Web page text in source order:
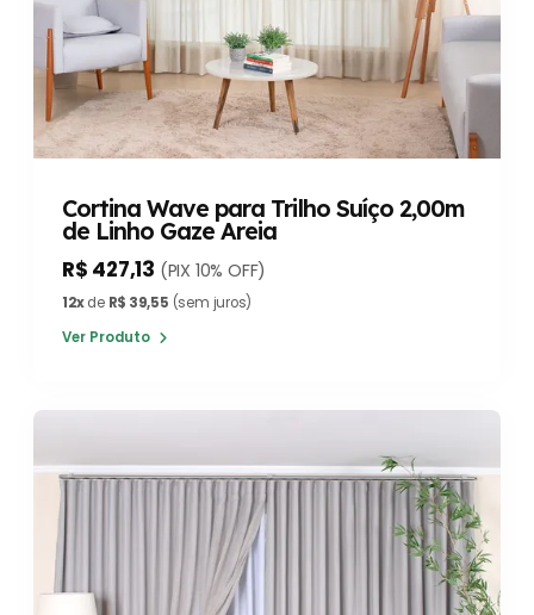
Cortina Wave para Trilho Suíço 2,00m
de Linho Gaze Areia
R$ 427,13 (PIX 10% OFF)
12xde R$ 39,55 (sem juros)
Ver Produto